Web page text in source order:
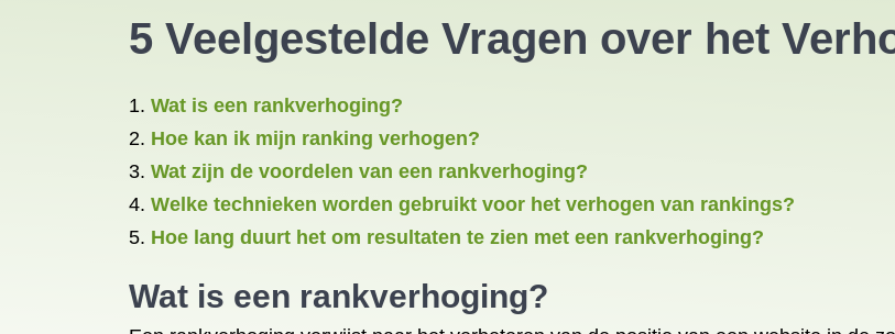
5 Veelgestelde Vragen over het
Wat is een rankverhoging?
Hoe kan ik mijn ranking verhogen?
Wat zijn de voordelen van een rankverhoging?
Welke technieken worden gebruikt voor het verhogen van rankings?
Hoe lang duurt het om resultaten te zien met een rankverhoging?
Wat is een rankverhoging?